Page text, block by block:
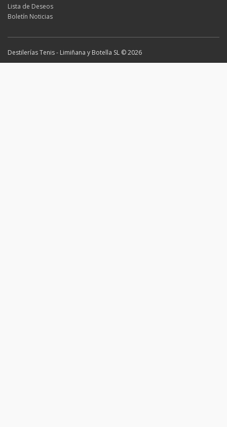
Lista de Deseos
Boletín Noticias
Destilerías Tenis - Limiñana y Botella SL © 2026